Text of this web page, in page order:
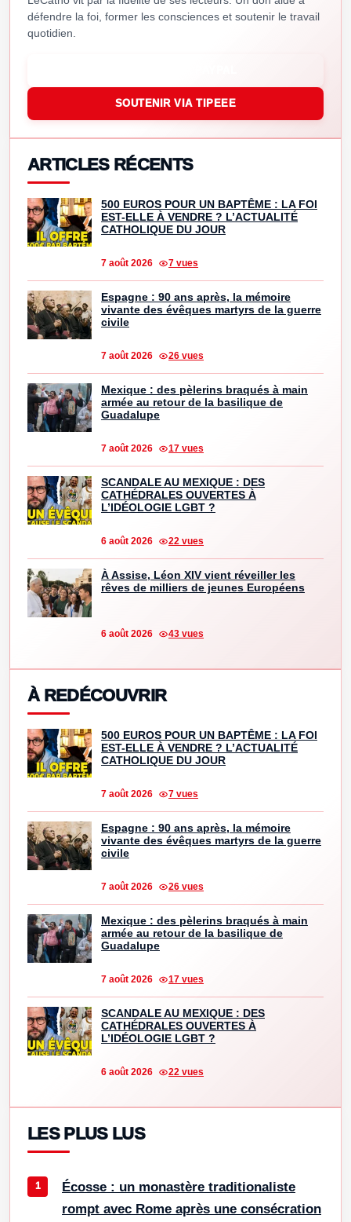
défendre la foi, former les consciences et soutenir le travail
quotidien.
SOUTENIR VIA TIPEEE
ARTICLES RÉCENTS
500 EUROS POUR UN BAPTÊME : LA FOI
EST-ELLE À VENDRE ? L’ACTUALITÉ
CATHOLIQUE DU JOUR
7 août 2026 7 vues
Espagne : 90 ans après, la mémoire
vivante des évêques martyrs de la guerre
civile
7 août 2026 26 vues
Mexique : des pèlerins braqués à main
armée au retour de la basilique de
Guadalupe
7 août 2026 17 vues
SCANDALE AU MEXIQUE : DES
CATHÉDRALES OUVERTES À
L’IDÉOLOGIE LGBT ?
6 août 2026 22 vues
À Assise, Léon XIV vient réveiller les
rêves de milliers de jeunes Européens
6 août 2026 43 vues
À REDÉCOUVRIR
500 EUROS POUR UN BAPTÊME : LA FOI
EST-ELLE À VENDRE ? L’ACTUALITÉ
CATHOLIQUE DU JOUR
7 août 2026 7 vues
Espagne : 90 ans après, la mémoire
vivante des évêques martyrs de la guerre
civile
7 août 2026 26 vues
Mexique : des pèlerins braqués à main
armée au retour de la basilique de
Guadalupe
7 août 2026 17 vues
SCANDALE AU MEXIQUE : DES
CATHÉDRALES OUVERTES À
L’IDÉOLOGIE LGBT ?
6 août 2026 22 vues
LES PLUS LUS
Écosse : un monastère traditionaliste
rompt avec Rome après une consécration